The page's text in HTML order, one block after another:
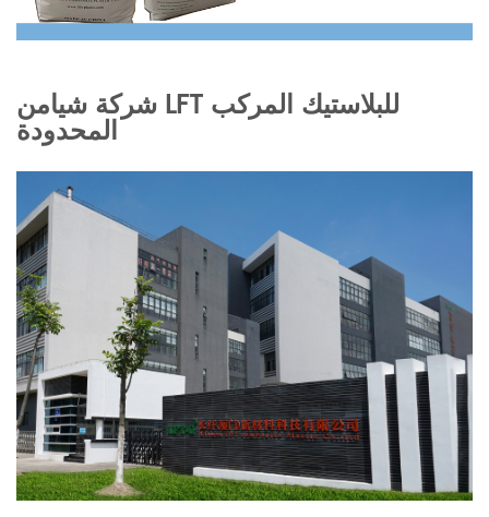
شركة شيامن LFT للبلاستيك المركب
المحدودة